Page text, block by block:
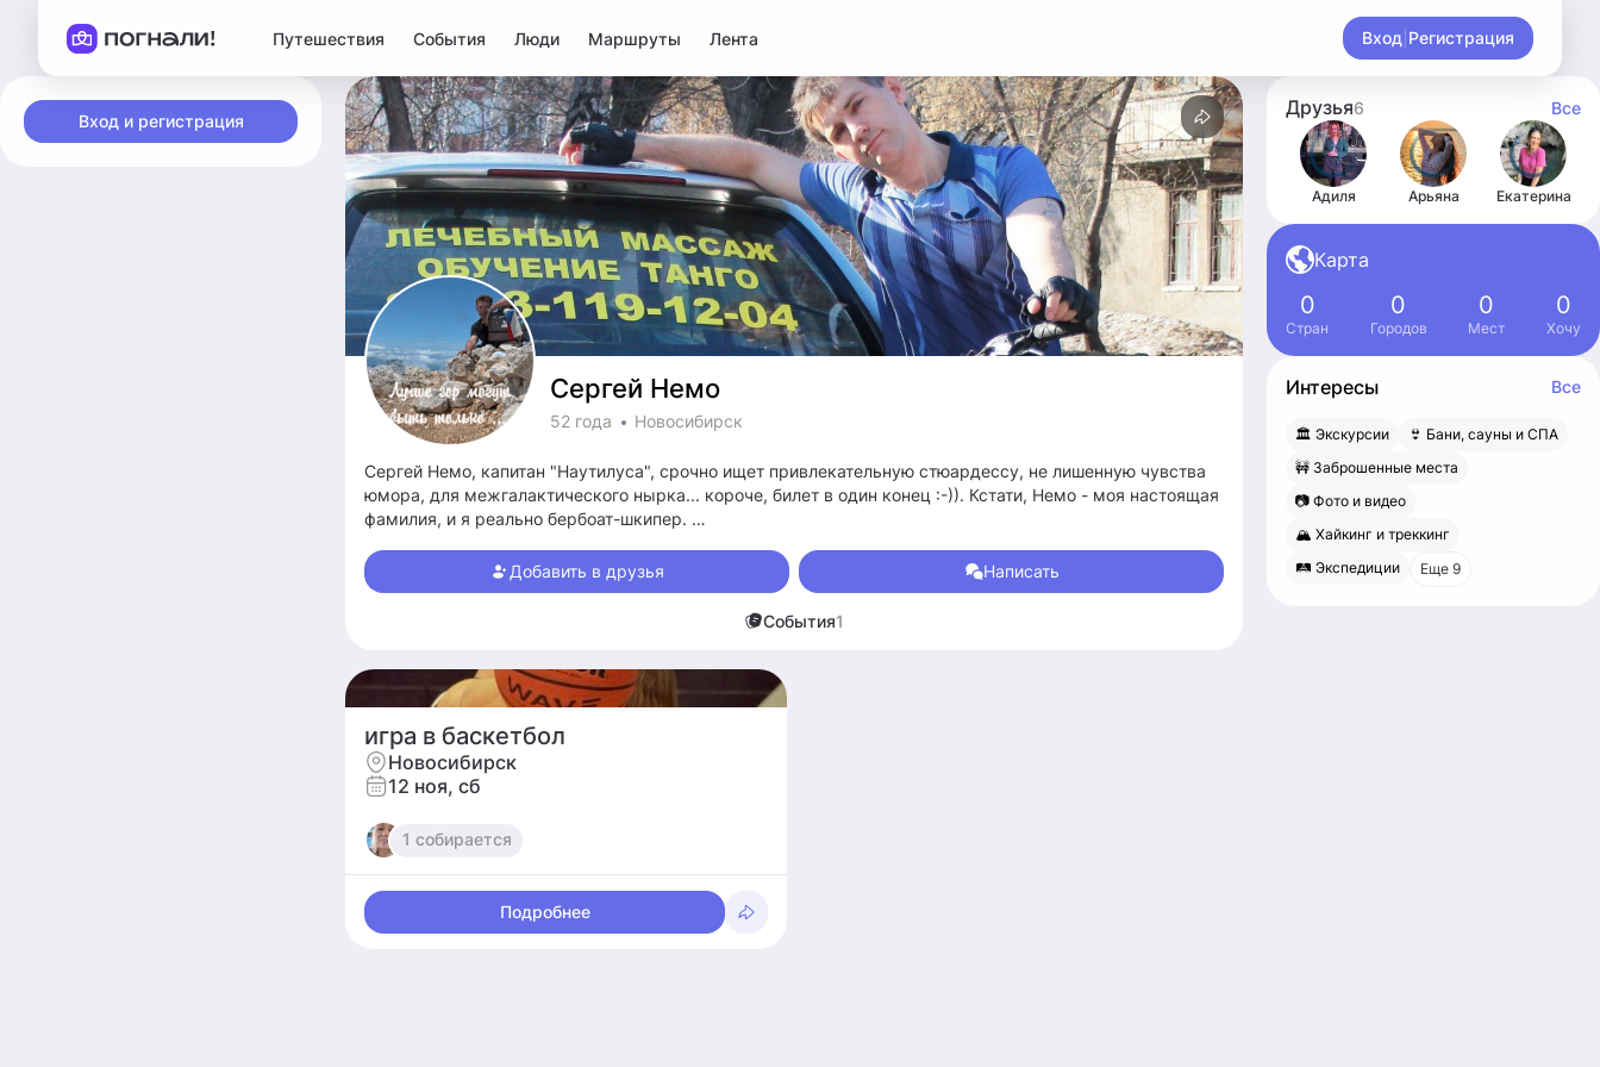
Путешествия События Люди Маршруты Лента Вход Регистрация
Вход и регистрация
Сергей Немо
52 года Новосибирск
Сергей Немо, капитан "Наутилуса", срочно ищет привлекательную стюардессу, не лишенную чувства
юмора, для межгалактического нырка... короче, билет в один конец :-)). Кстати, Немо - моя настоящая
фамилия, и я реально бербоат-шкипер.
себя на ниве киносценаристики и режиссуры, поэтому, не упускай свой шанс, детка! :-))
А ещё... меня легко можно встретить на танцполе (танго, хастл, бачата)
Добавить в друзья Написать
События1
игра в баскетбол
Новосибирск
12 ноя, сб
1 собирается
Подробнее
Друзья6 Все
Адиля Арьяна Екатерина
Карта
0
Стран
0
Городов
0
Мест
0
Хочу
Интересы Все
🏛 Экскурсии
👙 Бани, сауны и СПА
🚧 Заброшенные места
📷 Фото и видео
🏔 Хайкинг и треккинг
🛤 Экспедиции
Еще 9